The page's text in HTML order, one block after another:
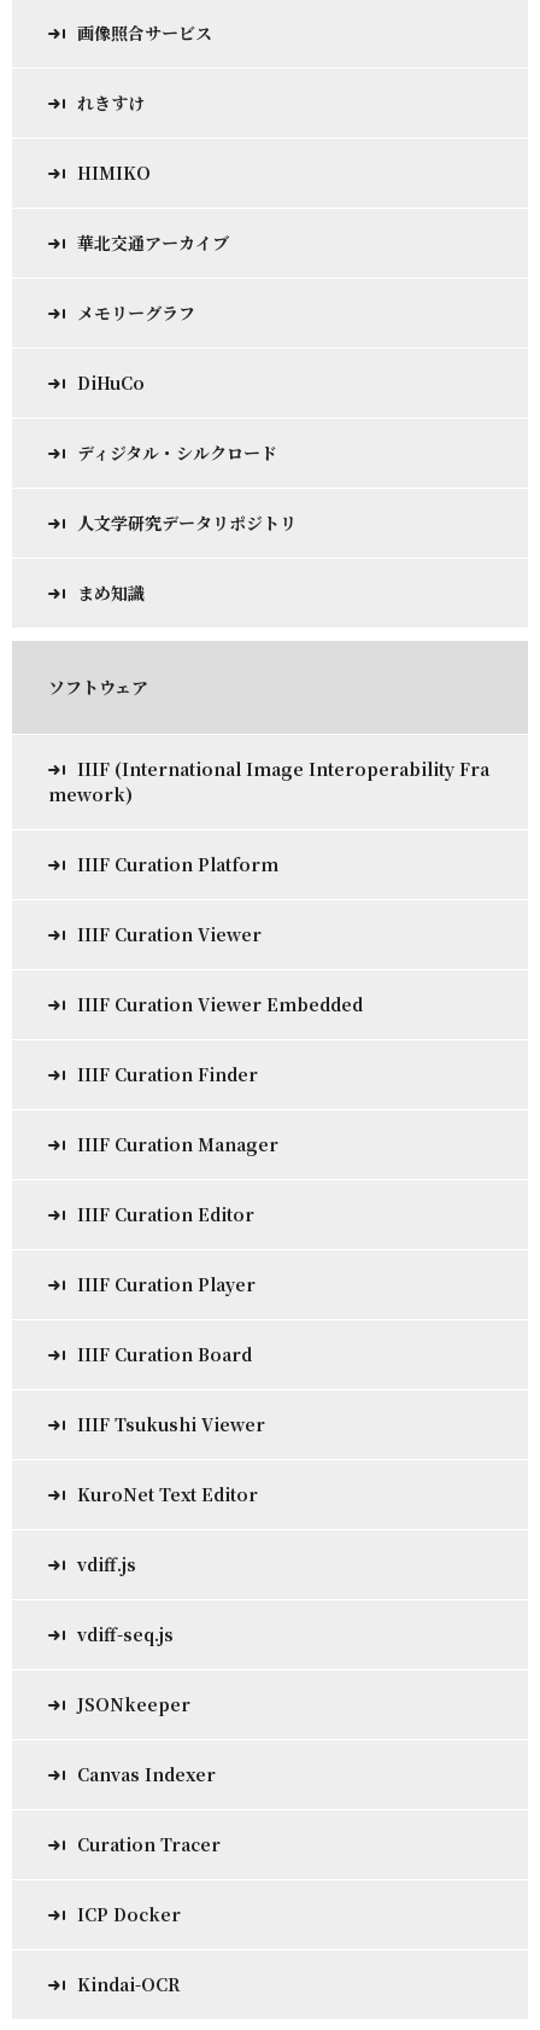
画像照合サービス
れきすけ
HIMIKO
華北交通アーカイブ
メモリーグラフ
DiHuCo
ディジタル・シルクロード
人文学研究データリポジトリ
まめ知識
ソフトウェア
IIIF (International Image Interoperability Fra
mework)
IIIF Curation Platform
IIIF Curation Viewer
IIIF Curation Viewer Embedded
IIIF Curation Finder
IIIF Curation Manager
IIIF Curation Editor
IIIF Curation Player
IIIF Curation Board
IIIF Tsukushi Viewer
KuroNet Text Editor
vdiff.js
vdiff-seq.js
JSONkeeper
Canvas Indexer
Curation Tracer
ICP Docker
Kindai-OCR